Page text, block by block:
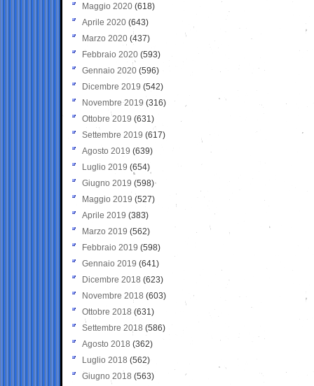
Maggio 2020 (618)
Aprile 2020 (643)
Marzo 2020 (437)
Febbraio 2020 (593)
Gennaio 2020 (596)
Dicembre 2019 (542)
Novembre 2019 (316)
Ottobre 2019 (631)
Settembre 2019 (617)
Agosto 2019 (639)
Luglio 2019 (654)
Giugno 2019 (598)
Maggio 2019 (527)
Aprile 2019 (383)
Marzo 2019 (562)
Febbraio 2019 (598)
Gennaio 2019 (641)
Dicembre 2018 (623)
Novembre 2018 (603)
Ottobre 2018 (631)
Settembre 2018 (586)
Agosto 2018 (362)
Luglio 2018 (562)
Giugno 2018 (563)